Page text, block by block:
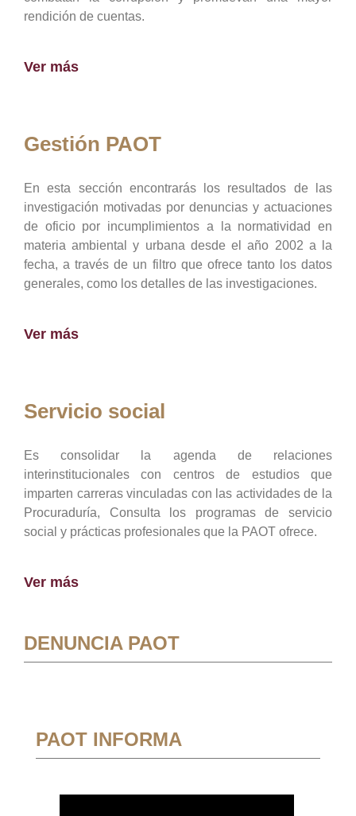
rendición de cuentas.
Ver más
Gestión PAOT
En esta sección encontrarás los resultados de las
investigación motivadas por denuncias y actuaciones
de oficio por incumplimientos a la normatividad en
materia ambiental y urbana desde el año 2002 a la
fecha, a través de un filtro que ofrece tanto los datos
generales, como los detalles de las investigaciones.
Ver más
Servicio social
Es consolidar la agenda de relaciones
interinstitucionales con centros de estudios que
imparten carreras vinculadas con las actividades de la
Procuraduría, Consulta los programas de servicio
social y prácticas profesionales que la PAOT ofrece.
Ver más
DENUNCIA PAOT
PAOT INFORMA